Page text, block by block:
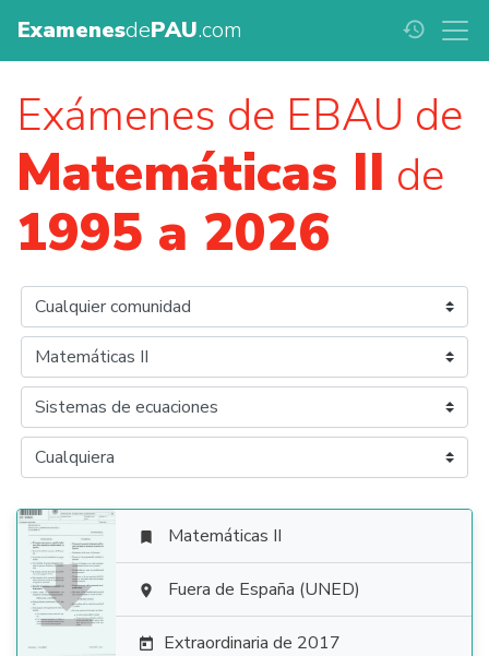
ExamenesdePAU.com history
Exámenes de EBAU de
Matemáticas II de
1995 a 2026

 Matemáticas II
 Fuera de España (UNED)
 Extraordinaria de 2017